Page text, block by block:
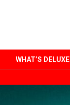
WHAT’S DELUXE